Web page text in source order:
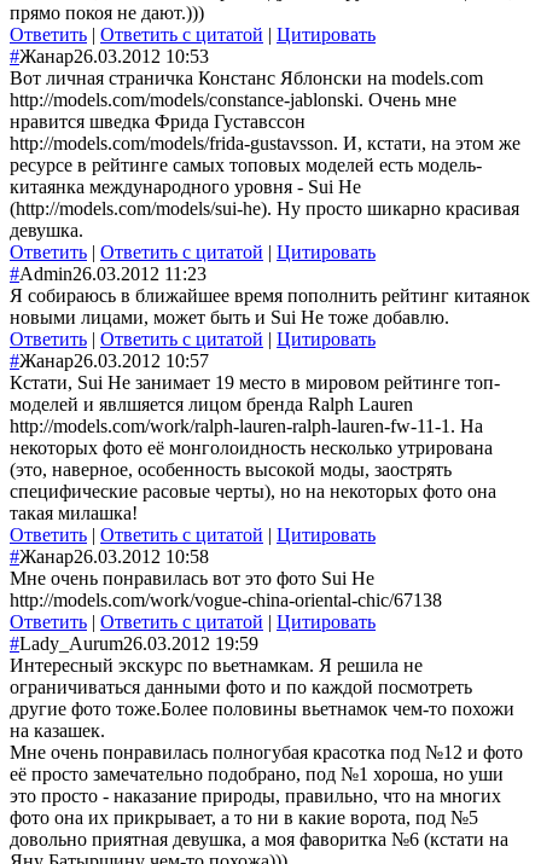
прямо покоя не дают.)))
Ответить | Ответить с цитатой | Цитировать
#Жанар26.03.2012 10:53
Вот личная страничка Констанс Яблонски на models.com
http://models.com/models/constance-jablonski. Очень мне
нравится шведка Фрида Густавссон
http://models.com/models/frida-gustavsson. И, кстати, на этом же
ресурсе в рейтинге самых топовых моделей есть модель-
китаянка международного уровня - Sui He
(http://models.com/models/sui-he). Ну просто шикарно красивая
девушка.
Ответить | Ответить с цитатой | Цитировать
#Admin26.03.2012 11:23
Я собираюсь в ближайшее время пополнить рейтинг китаянок
новыми лицами, может быть и Sui He тоже добавлю.
Ответить | Ответить с цитатой | Цитировать
#Жанар26.03.2012 10:57
Кстати, Sui He занимает 19 место в мировом рейтинге топ-
моделей и явлшяется лицом бренда Ralph Lauren
http://models.com/work/ralph-lauren-ralph-lauren-fw-11-1. На
некоторых фото её монголоидность несколько утрирована
(это, наверное, особенность высокой моды, заострять
специфические расовые черты), но на некоторых фото она
такая милашка!
Ответить | Ответить с цитатой | Цитировать
#Жанар26.03.2012 10:58
Мне очень понравилась вот это фото Sui He
http://models.com/work/vogue-china-oriental-chic/67138
Ответить | Ответить с цитатой | Цитировать
#Lady_Aurum26.03.2012 19:59
Интересный экскурс по вьетнамкам. Я решила не
ограничиваться данными фото и по каждой посмотреть
другие фото тоже.Более половины вьетнамок чем-то похожи
на казашек.
Мне очень понравилась полногубая красотка под №12 и фото
её просто замечательно подобрано, под №1 хороша, но уши
это просто - наказание природы, правильно, что на многих
фото она их прикрывает, а то ни в какие ворота, под №5
довольно приятная девушка, а моя фаворитка №6 (кстати на